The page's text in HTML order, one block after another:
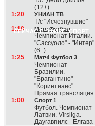
(12+)
1:20
УНИАН ТВ
Т/с "Исчезнувшие"
СЕЙЧАС В ЭФИРЕ: СПОРТ
1:10 Матч Футбол
Чемпионат Италии.
"Сассуоло" - "Интер"
(6+)
1:25
Матч! Футбол 3
Чемпионат
Бразилии.
"Брагантино" -
"Коринтианс".
Прямая трансляция
1:00
Спорт 1
Футбол. Чемпионат
Латвии. Virsliga.
Даугавпилс - Елгава